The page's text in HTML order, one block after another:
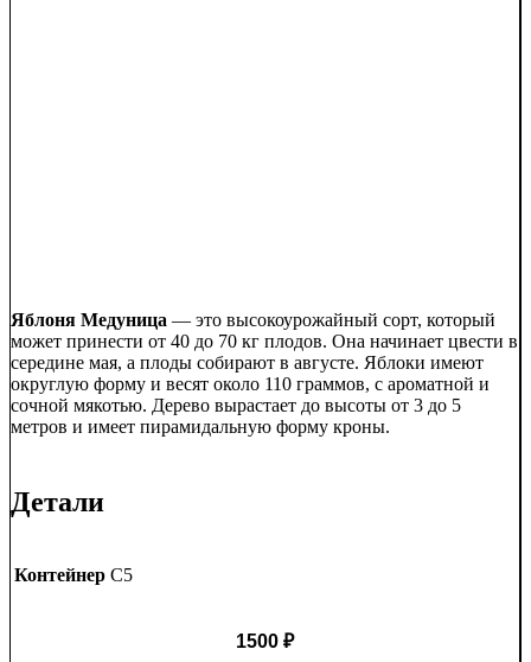
Яблоня Медуница — это высокоурожайный сорт, который
может принести от 40 до 70 кг плодов. Она начинает цвести в
середине мая, а плоды собирают в августе. Яблоки имеют
округлую форму и весят около 110 граммов, с ароматной и
сочной мякотью. Дерево вырастает до высоты от 3 до 5
метров и имеет пирамидальную форму кроны.
Детали
Контейнер C5
1500 ₽